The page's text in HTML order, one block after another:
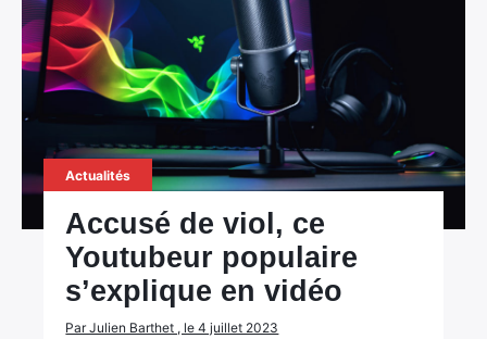
Actualités
Accusé de viol, ce
Youtubeur populaire
s’explique en vidéo
Par Julien Barthet , le 4 juillet 2023